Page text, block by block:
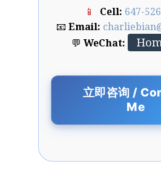
📱 Cell: 647-
📧 Email:
💬 WeChat:
立即咨询 /
Me